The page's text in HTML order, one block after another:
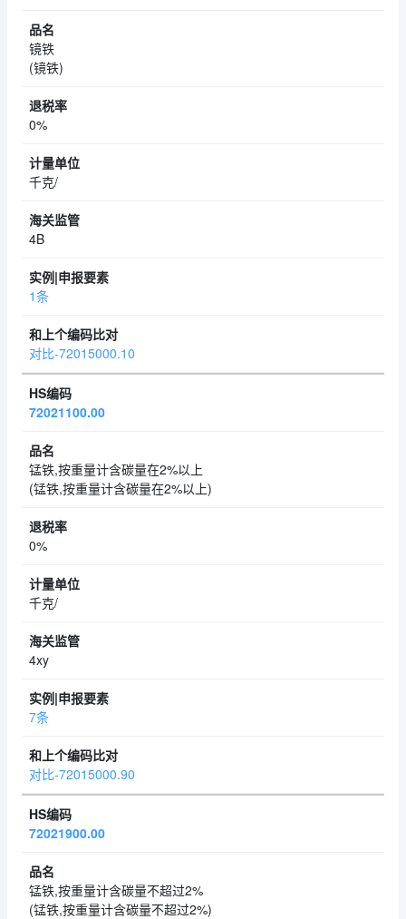
镜铁
(镜铁)
0%
千克/
4B
1条
对比-72015000.10
72021100.00
锰铁,按重量计含碳量在2%以上
(锰铁,按重量计含碳量在2%以上)
0%
千克/
4xy
7条
对比-72015000.90
72021900.00
锰铁,按重量计含碳量不超过2%
(锰铁,按重量计含碳量不超过2%)